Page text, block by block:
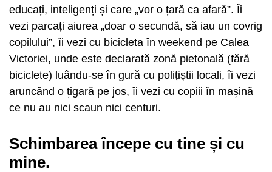
educați, inteligenți și care „vor o țară ca afară”. Îi
vezi parcați aiurea „doar o secundă, să iau un covrig
copilului”, îi vezi cu bicicleta în weekend pe Calea
Victoriei, unde este declarată zonă pietonală (fără
biciclete) luându-se în gură cu polițiștii locali, îi vezi
aruncând o țigară pe jos, îi vezi cu copiii în mașină
ce nu au nici scaun nici centuri.
Schimbarea începe cu tine și cu
mine.